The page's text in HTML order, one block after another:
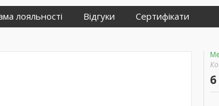
лояльності Відгуки Сертифікати